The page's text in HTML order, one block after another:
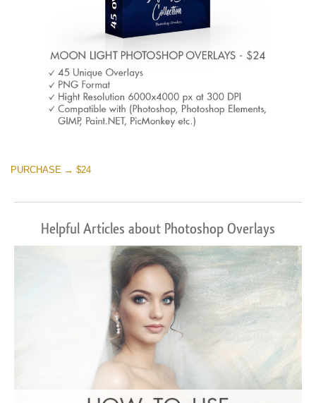
PURCHASE → $24
Helpful Articles about Photoshop Overlays